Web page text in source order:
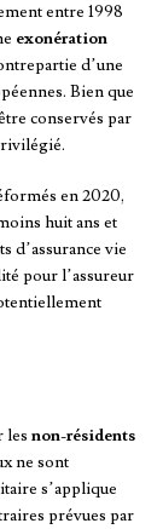
entre 1998
exonération
d’une
Bien que
conservés par
en 2020,
huit ans et
d’assurance vie
pour l’assureur
les non-résidents
ne sont
s’applique
prévues par